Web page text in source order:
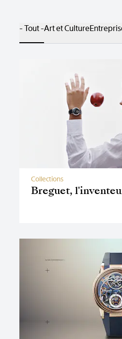
- Tout -Art et Culture
Breguet,
Collections